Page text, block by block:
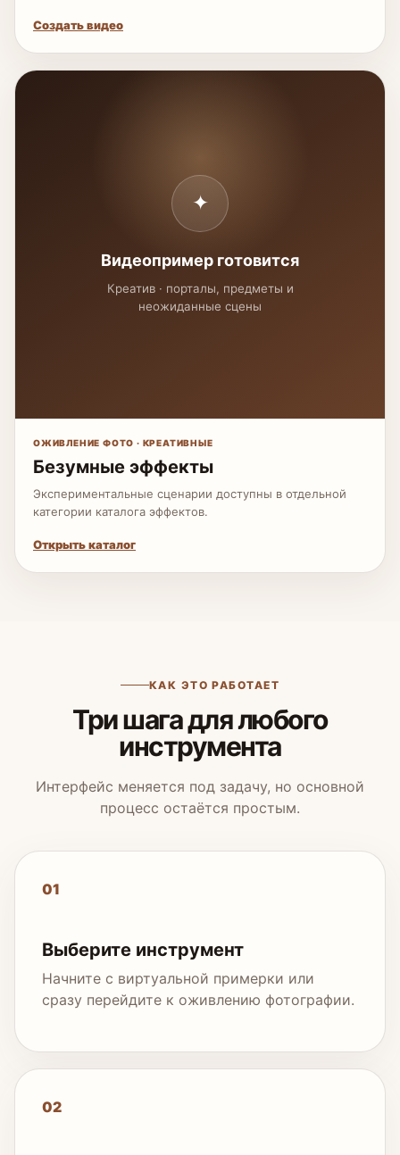
Создать видео
✦
Видеопример готовится
Креатив · порталы, предметы и
неожиданные сцены
ОЖИВЛЕНИЕ ФОТО · КРЕАТИВНЫЕ
Безумные эффекты
Экспериментальные сценарии доступны в отдельной
категории каталога эффектов.
Открыть каталог
КАК ЭТО РАБОТАЕТ
Три шага для любого
инструмента
Интерфейс меняется под задачу, но основной
процесс остаётся простым.
01
Выберите инструмент
Начните с виртуальной примерки или
сразу перейдите к оживлению фотографии.
02